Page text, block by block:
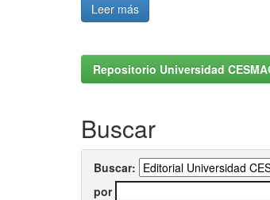
Leer más
Repositorio Universidad
Buscar
Buscar:
por